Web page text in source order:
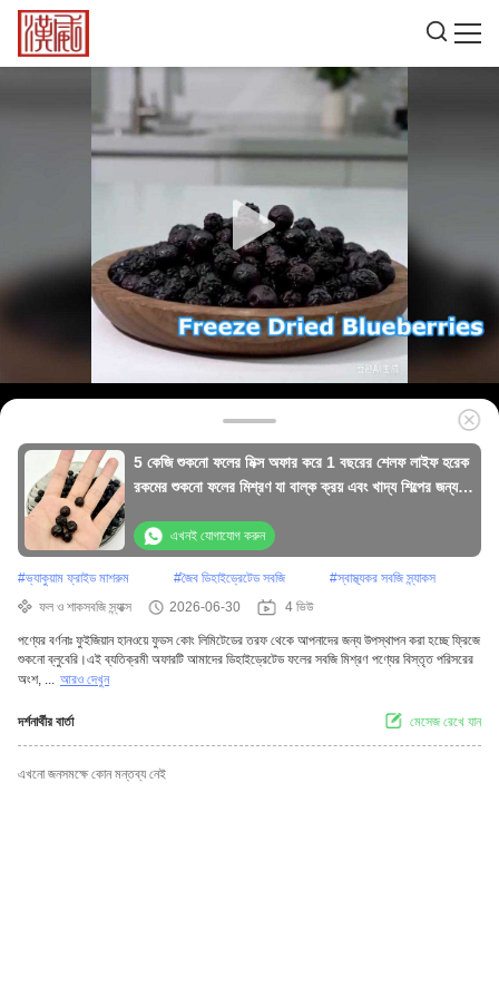
5 কেজি শুকনো ফলের মিক্স অফার করে 1 বছরের শেলফ লাইফ হরেক
রকমের শুকনো ফলের মিশ্রণ যা বাল্ক ক্রয় এবং খাদ্য শিল্পের জন্য
এখনই যোগাযোগ করুন
#ভ্যাকুয়াম ফ্রাইড মাশরুম #জৈব ডিহাইড্রেটেড সবজি #স্বাস্থ্যকর সবজি স্ন্যাকস
ফল ও শাকসবজি স্ন্যাক্স
2026-06-30 4 ভিউ
পণ্যের বর্ণনাঃ ফুইজিয়ান হানওয়ে ফুডস কোং লিমিটেডের তরফ থেকে আপনাদের জন্য উপস্থাপন করা হচ্ছে ফ্রিজে
শুকনো ব্লুবেরি।এই ব্যতিক্রমী অফারটি আমাদের ডিহাইড্রেটেড ফলের সবজি মিশ্রণ পণ্যের বিস্তৃত পরিসরের
অংশ, ... আরও দেখুন
দর্শনার্থীর বার্তা মেসেজ রেখে যান
এখনো জনসমক্ষে কোন মন্তব্য নেই